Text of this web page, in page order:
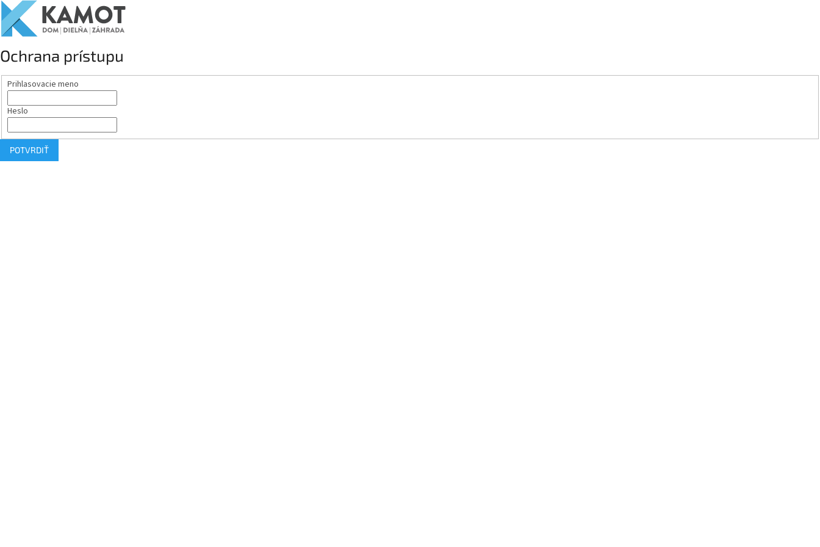
Ochrana prístupu
Prihlasovacie meno
Heslo
POTVRDIŤ